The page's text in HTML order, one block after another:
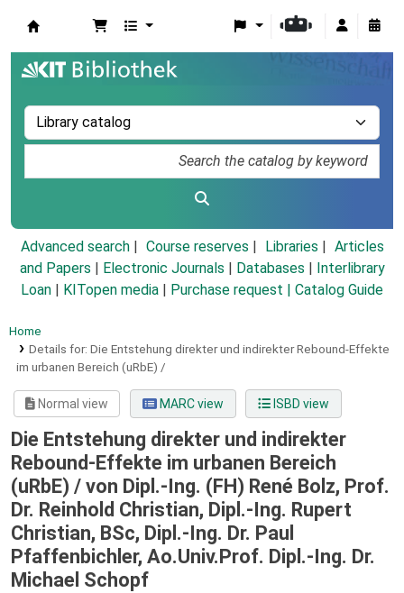
Advanced search Course reserves Libraries
Articles
and Papers
Electronic Journals Databases
Interlibrary
Loan
KITopen media Purchase request | Catalog Guide
Home
Details for: Die Entstehung direkter und indirekter Rebound-Effekte
im urbanen Bereich (uRbE) /
Normal view MARC view ISBD view
Die Entstehung direkter und indirekter
Rebound-Effekte im urbanen Bereich
(uRbE) / von Dipl.-Ing. (FH) René Bolz, Prof.
Dr. Reinhold Christian, Dipl.-Ing. Rupert
Christian, BSc, Dipl.-Ing. Dr. Paul
Pfaffenbichler, Ao.Univ.Prof. Dipl.-Ing. Dr.
Michael Schopf